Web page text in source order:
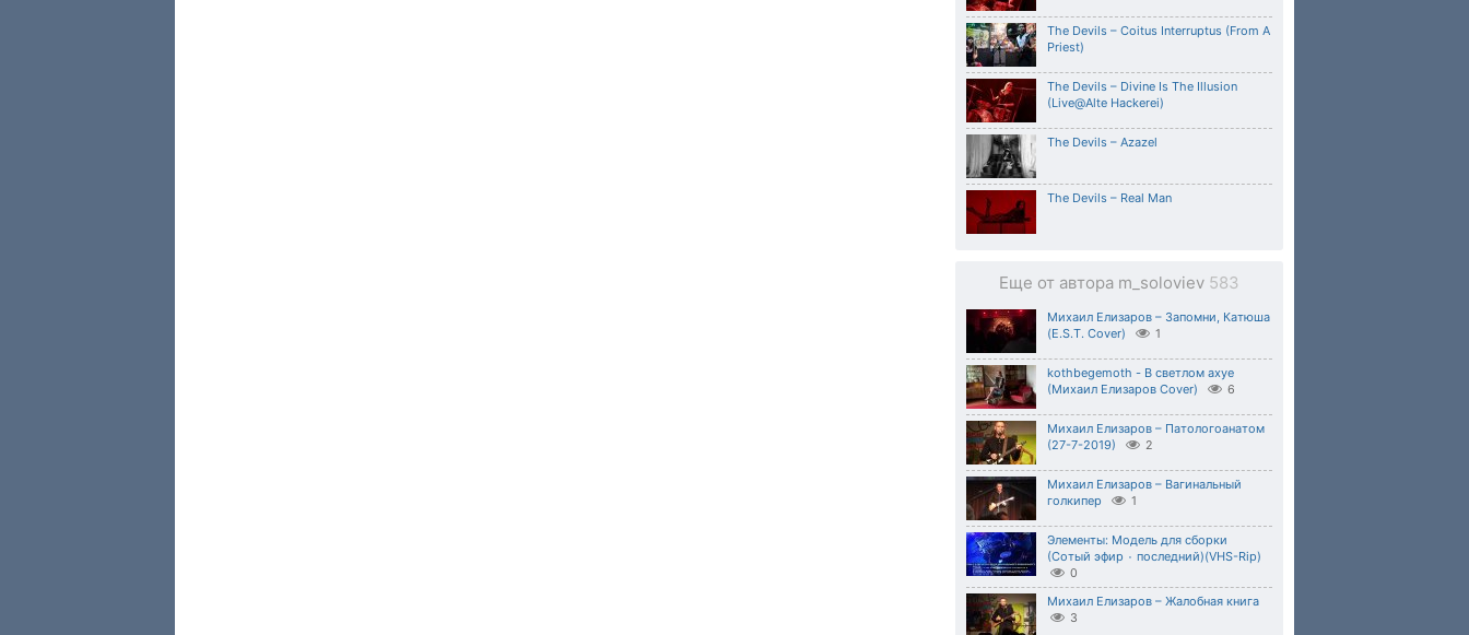
The Devils – Coitus Interruptus (From A
Priest)
The Devils – Divine Is The Illusion
(Live@Alte Hackerei)
The Devils – Azazel
The Devils – Real Man
Еще от автора m_soloviev 583
Михаил Елизаров – Запомни, Катюша
(E.S.T. Cover)
1
kothbegemoth - В светлом ахуе
(Михаил Елизаров Cover)
6
Михаил Елизаров – Патологоанатом
(27-7-2019)
2
Михаил Елизаров – Вагинальный
голкипер
1
Элементы: Модель для сборки
(Сотый эфир ٠ последний)(VHS-Rip)
0
Михаил Елизаров – Жалобная книга
3